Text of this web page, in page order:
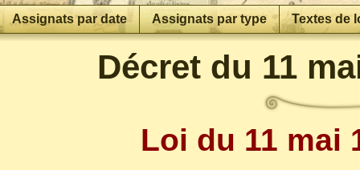
Assignats par date Assignats par type Textes de
Décret du 11
Loi du 11 mai